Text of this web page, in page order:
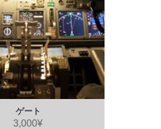
ゲート
3,000¥